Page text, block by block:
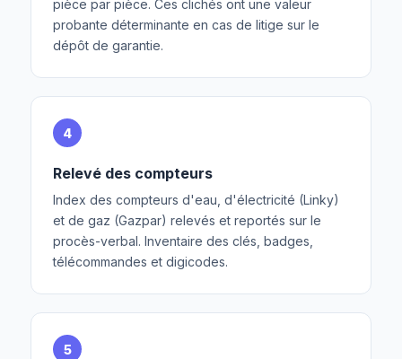
pièce par pièce. Ces clichés ont une valeur
probante déterminante en cas de litige sur le
dépôt de garantie.
4
Relevé des compteurs
Index des compteurs d'eau, d'électricité (Linky)
et de gaz (Gazpar) relevés et reportés sur le
procès-verbal. Inventaire des clés, badges,
télécommandes et digicodes.
5